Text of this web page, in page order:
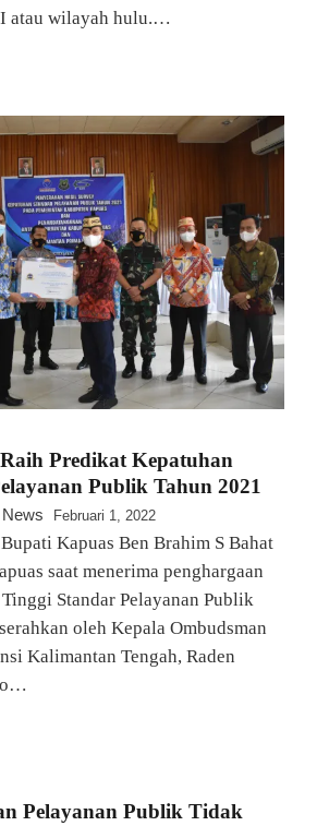
atau wilayah hulu.…
Predikat Kepatuhan
Publik Tahun 2021
Februari 1, 2022
Kapuas Ben Brahim S Bahat
saat menerima penghargaan
Standar Pelayanan Publik
oleh Kepala Ombudsman
Kalimantan Tengah, Raden
Pelayanan Publik Tidak